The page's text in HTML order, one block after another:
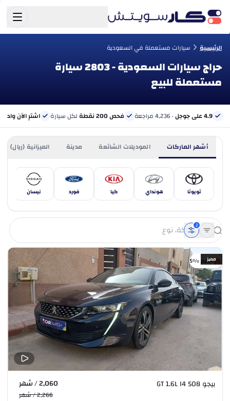
الرئيسية سيارات مستعملة في السعودية
حراج سيارات السعودية - 2803 سيارة
مستعملة للبيع
4.9 على جوجل · 4,236 مراجعة فحص 200 نقطة لكل سيارة اشترِ الآن
أشهر الماركات الموديلات الشائعة مدينة الميزانية (ريال)
تويوتا هونداي كيا فورد نيسان
2
خصم %5مميز
بيجو 508 GT 1.6L I4 2,060 / شهر
2,266 / شهر